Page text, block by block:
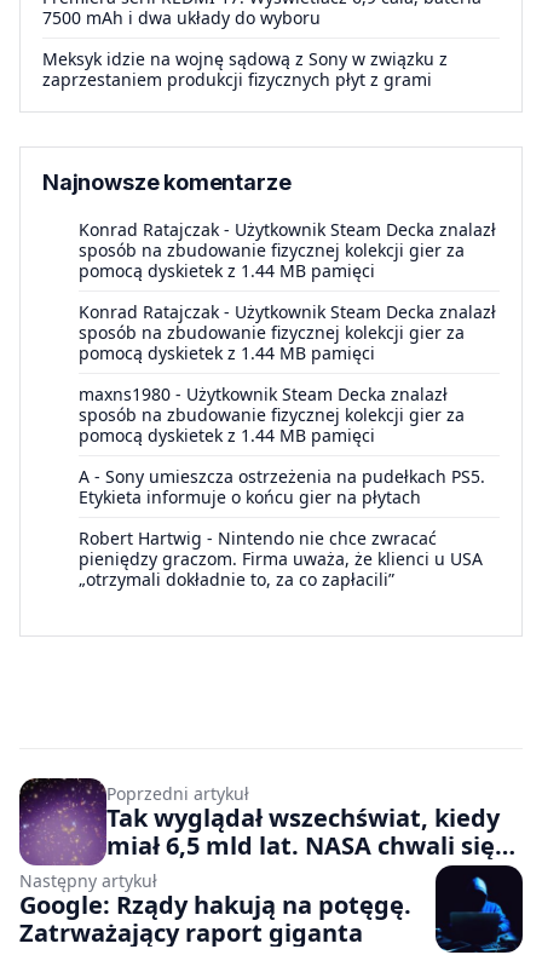
7500 mAh i dwa układy do wyboru
Meksyk idzie na wojnę sądową z Sony w związku z
zaprzestaniem produkcji fizycznych płyt z grami
Najnowsze komentarze
Konrad Ratajczak - Użytkownik Steam Decka znalazł
sposób na zbudowanie fizycznej kolekcji gier za
pomocą dyskietek z 1.44 MB pamięci
Konrad Ratajczak - Użytkownik Steam Decka znalazł
sposób na zbudowanie fizycznej kolekcji gier za
pomocą dyskietek z 1.44 MB pamięci
maxns1980 - Użytkownik Steam Decka znalazł
sposób na zbudowanie fizycznej kolekcji gier za
pomocą dyskietek z 1.44 MB pamięci
A - Sony umieszcza ostrzeżenia na pudełkach PS5.
Etykieta informuje o końcu gier na płytach
Robert Hartwig - Nintendo nie chce zwracać
pieniędzy graczom. Firma uważa, że klienci u USA
„otrzymali dokładnie to, za co zapłacili”
Poprzedni artykuł
Tak wyglądał wszechświat, kiedy
miał 6,5 mld lat. NASA chwali się
mrowiem odległych galaktyk
Następny artykuł
Google: Rządy hakują na potęgę.
Zatrważający raport giganta